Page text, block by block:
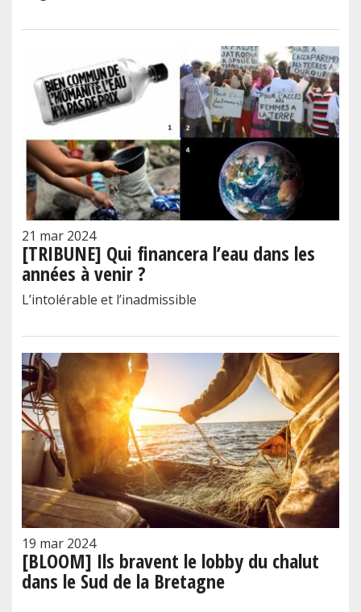
21 mar 2024
[TRIBUNE] Qui financera l’eau dans les
années à venir ?
L’intolérable et l’inadmissible
19 mar 2024
[BLOOM] Ils bravent le lobby du chalut
dans le Sud de la Bretagne